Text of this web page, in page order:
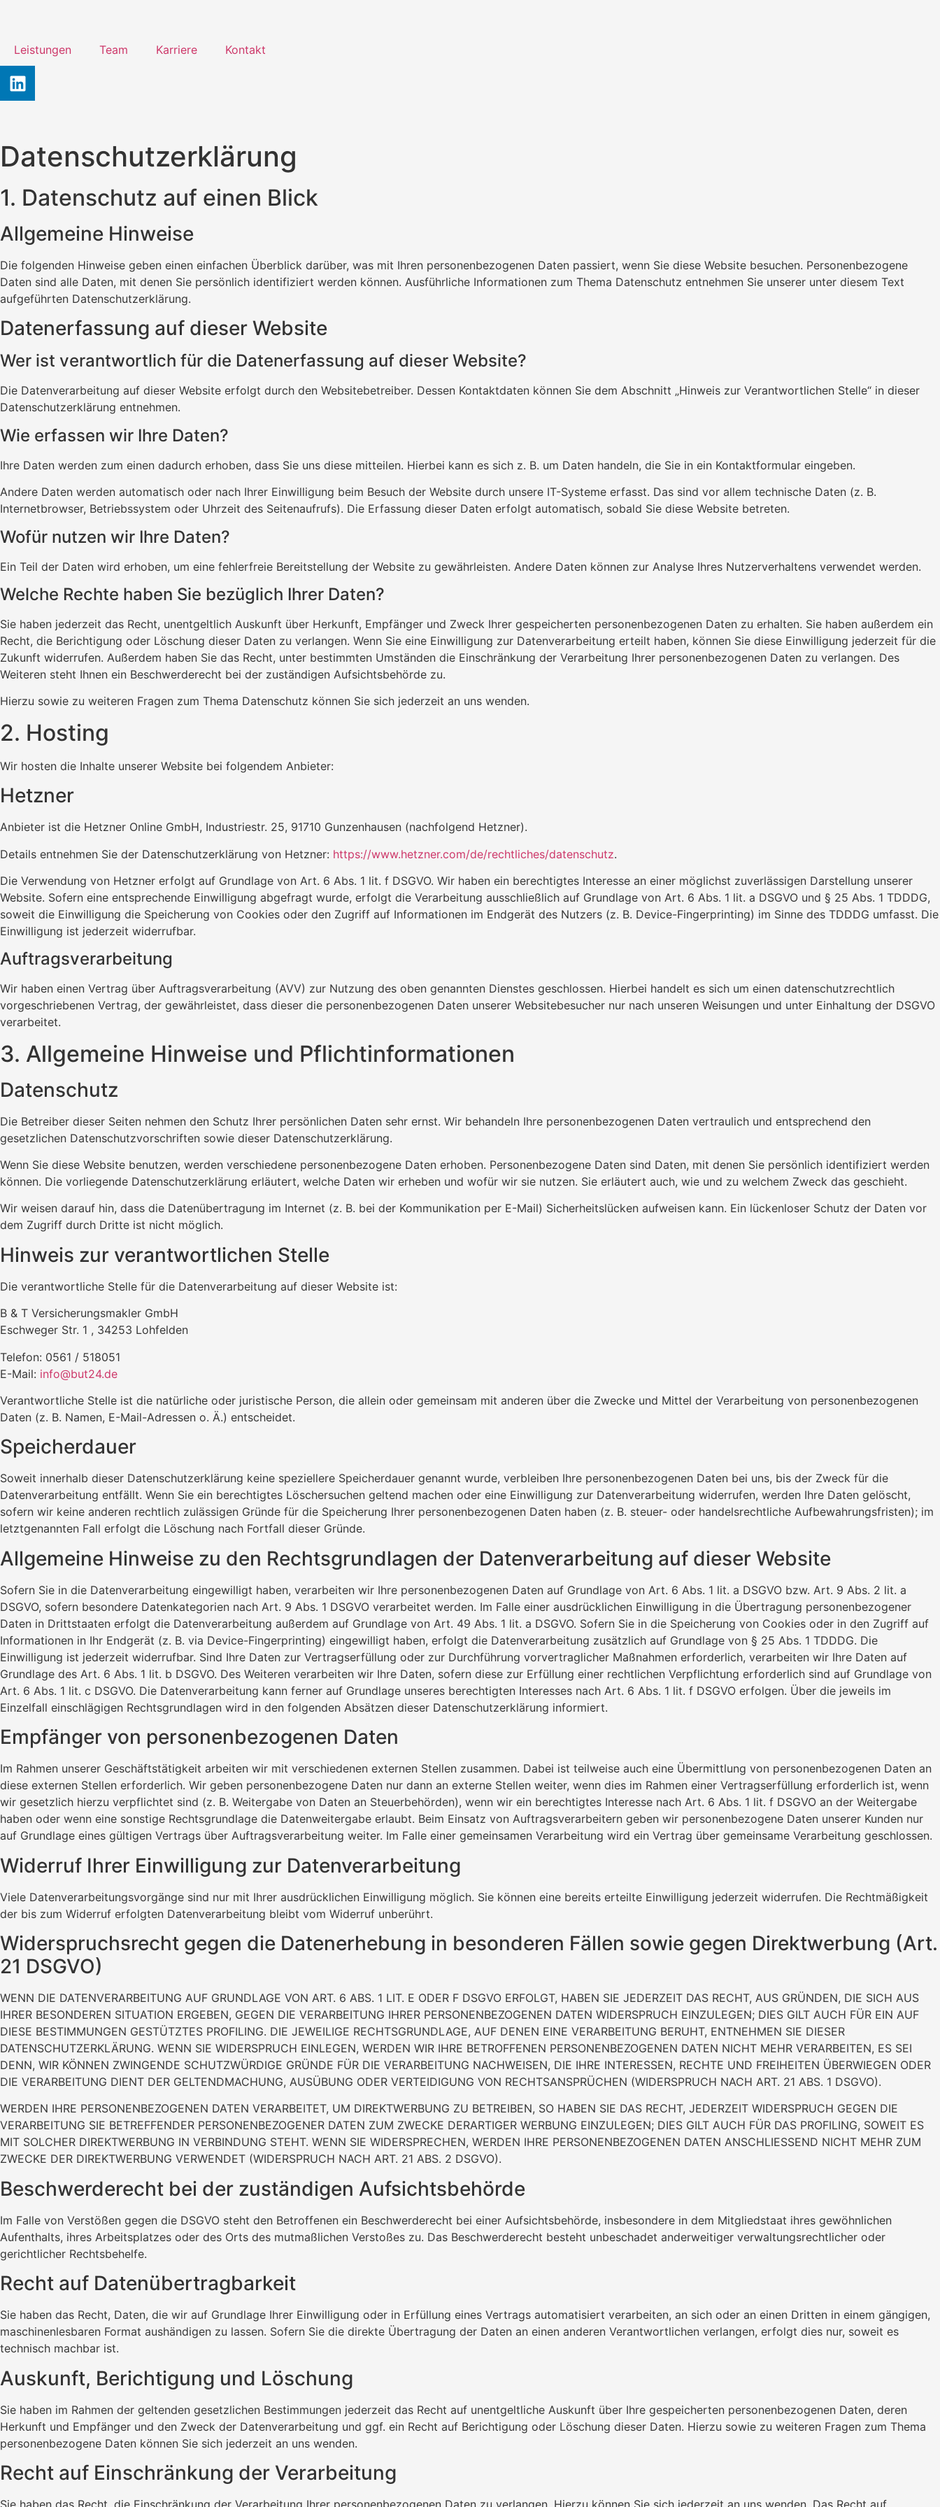
Leistungen Team Karriere Kontakt
Datenschutzerklärung
1. Datenschutz auf einen Blick
Allgemeine Hinweise
Die folgenden Hinweise geben einen einfachen Überblick darüber, was mit Ihren personenbezogenen Daten passiert, wenn Sie diese Website besuchen. Personenbezogene
Daten sind alle Daten, mit denen Sie persönlich identifiziert werden können. Ausführliche Informationen zum Thema Datenschutz entnehmen Sie unserer unter diesem Text
aufgeführten Datenschutzerklärung.
Datenerfassung auf dieser Website
Wer ist verantwortlich für die Datenerfassung auf dieser Website?
Die Datenverarbeitung auf dieser Website erfolgt durch den Websitebetreiber. Dessen Kontaktdaten können Sie dem Abschnitt „Hinweis zur Verantwortlichen Stelle“ in dieser
Datenschutzerklärung entnehmen.
Wie erfassen wir Ihre Daten?
Ihre Daten werden zum einen dadurch erhoben, dass Sie uns diese mitteilen. Hierbei kann es sich z. B. um Daten handeln, die Sie in ein Kontaktformular eingeben.
Andere Daten werden automatisch oder nach Ihrer Einwilligung beim Besuch der Website durch unsere IT-Systeme erfasst. Das sind vor allem technische Daten (z. B.
Internetbrowser, Betriebssystem oder Uhrzeit des Seitenaufrufs). Die Erfassung dieser Daten erfolgt automatisch, sobald Sie diese Website betreten.
Wofür nutzen wir Ihre Daten?
Ein Teil der Daten wird erhoben, um eine fehlerfreie Bereitstellung der Website zu gewährleisten. Andere Daten können zur Analyse Ihres Nutzerverhaltens verwendet werden.
Welche Rechte haben Sie bezüglich Ihrer Daten?
Sie haben jederzeit das Recht, unentgeltlich Auskunft über Herkunft, Empfänger und Zweck Ihrer gespeicherten personenbezogenen Daten zu erhalten. Sie haben außerdem ein
Recht, die Berichtigung oder Löschung dieser Daten zu verlangen. Wenn Sie eine Einwilligung zur Datenverarbeitung erteilt haben, können Sie diese Einwilligung jederzeit für die
Zukunft widerrufen. Außerdem haben Sie das Recht, unter bestimmten Umständen die Einschränkung der Verarbeitung Ihrer personenbezogenen Daten zu verlangen. Des
Weiteren steht Ihnen ein Beschwerderecht bei der zuständigen Aufsichtsbehörde zu.
Hierzu sowie zu weiteren Fragen zum Thema Datenschutz können Sie sich jederzeit an uns wenden.
2. Hosting
Wir hosten die Inhalte unserer Website bei folgendem Anbieter:
Hetzner
Anbieter ist die Hetzner Online GmbH, Industriestr. 25, 91710 Gunzenhausen (nachfolgend Hetzner).
Details entnehmen Sie der Datenschutzerklärung von Hetzner: https://www.hetzner.com/de/rechtliches/datenschutz.
Die Verwendung von Hetzner erfolgt auf Grundlage von Art. 6 Abs. 1 lit. f DSGVO. Wir haben ein berechtigtes Interesse an einer möglichst zuverlässigen Darstellung unserer
Website. Sofern eine entsprechende Einwilligung abgefragt wurde, erfolgt die Verarbeitung ausschließlich auf Grundlage von Art. 6 Abs. 1 lit. a DSGVO und § 25 Abs. 1 TDDDG,
soweit die Einwilligung die Speicherung von Cookies oder den Zugriff auf Informationen im Endgerät des Nutzers (z. B. Device-Fingerprinting) im Sinne des TDDDG umfasst. Die
Einwilligung ist jederzeit widerrufbar.
Auftragsverarbeitung
Wir haben einen Vertrag über Auftragsverarbeitung (AVV) zur Nutzung des oben genannten Dienstes geschlossen. Hierbei handelt es sich um einen datenschutzrechtlich
vorgeschriebenen Vertrag, der gewährleistet, dass dieser die personenbezogenen Daten unserer Websitebesucher nur nach unseren Weisungen und unter Einhaltung der DSGVO
verarbeitet.
3. Allgemeine Hinweise und Pflicht­informationen
Datenschutz
Die Betreiber dieser Seiten nehmen den Schutz Ihrer persönlichen Daten sehr ernst. Wir behandeln Ihre personenbezogenen Daten vertraulich und entsprechend den
gesetzlichen Datenschutzvorschriften sowie dieser Datenschutzerklärung.
Wenn Sie diese Website benutzen, werden verschiedene personenbezogene Daten erhoben. Personenbezogene Daten sind Daten, mit denen Sie persönlich identifiziert werden
können. Die vorliegende Datenschutzerklärung erläutert, welche Daten wir erheben und wofür wir sie nutzen. Sie erläutert auch, wie und zu welchem Zweck das geschieht.
Wir weisen darauf hin, dass die Datenübertragung im Internet (z. B. bei der Kommunikation per E-Mail) Sicherheitslücken aufweisen kann. Ein lückenloser Schutz der Daten vor
dem Zugriff durch Dritte ist nicht möglich.
Hinweis zur verantwortlichen Stelle
Die verantwortliche Stelle für die Datenverarbeitung auf dieser Website ist:
B & T Versicherungsmakler GmbH
Eschweger Str. 1 , 34253 Lohfelden
Telefon: 0561 / 518051
E-Mail: info@but24.de
Verantwortliche Stelle ist die natürliche oder juristische Person, die allein oder gemeinsam mit anderen über die Zwecke und Mittel der Verarbeitung von personenbezogenen
Daten (z. B. Namen, E-Mail-Adressen o. Ä.) entscheidet.
Speicherdauer
Soweit innerhalb dieser Datenschutzerklärung keine speziellere Speicherdauer genannt wurde, verbleiben Ihre personenbezogenen Daten bei uns, bis der Zweck für die
Datenverarbeitung entfällt. Wenn Sie ein berechtigtes Löschersuchen geltend machen oder eine Einwilligung zur Datenverarbeitung widerrufen, werden Ihre Daten gelöscht,
sofern wir keine anderen rechtlich zulässigen Gründe für die Speicherung Ihrer personenbezogenen Daten haben (z. B. steuer- oder handelsrechtliche Aufbewahrungsfristen); im
letztgenannten Fall erfolgt die Löschung nach Fortfall dieser Gründe.
Allgemeine Hinweise zu den Rechtsgrundlagen der Datenverarbeitung auf dieser Website
Sofern Sie in die Datenverarbeitung eingewilligt haben, verarbeiten wir Ihre personenbezogenen Daten auf Grundlage von Art. 6 Abs. 1 lit. a DSGVO bzw. Art. 9 Abs. 2 lit. a
DSGVO, sofern besondere Datenkategorien nach Art. 9 Abs. 1 DSGVO verarbeitet werden. Im Falle einer ausdrücklichen Einwilligung in die Übertragung personenbezogener
Daten in Drittstaaten erfolgt die Datenverarbeitung außerdem auf Grundlage von Art. 49 Abs. 1 lit. a DSGVO. Sofern Sie in die Speicherung von Cookies oder in den Zugriff auf
Informationen in Ihr Endgerät (z. B. via Device-Fingerprinting) eingewilligt haben, erfolgt die Datenverarbeitung zusätzlich auf Grundlage von § 25 Abs. 1 TDDDG. Die
Einwilligung ist jederzeit widerrufbar. Sind Ihre Daten zur Vertragserfüllung oder zur Durchführung vorvertraglicher Maßnahmen erforderlich, verarbeiten wir Ihre Daten auf
Grundlage des Art. 6 Abs. 1 lit. b DSGVO. Des Weiteren verarbeiten wir Ihre Daten, sofern diese zur Erfüllung einer rechtlichen Verpflichtung erforderlich sind auf Grundlage von
Art. 6 Abs. 1 lit. c DSGVO. Die Datenverarbeitung kann ferner auf Grundlage unseres berechtigten Interesses nach Art. 6 Abs. 1 lit. f DSGVO erfolgen. Über die jeweils im
Einzelfall einschlägigen Rechtsgrundlagen wird in den folgenden Absätzen dieser Datenschutzerklärung informiert.
Empfänger von personenbezogenen Daten
Im Rahmen unserer Geschäftstätigkeit arbeiten wir mit verschiedenen externen Stellen zusammen. Dabei ist teilweise auch eine Übermittlung von personenbezogenen Daten an
diese externen Stellen erforderlich. Wir geben personenbezogene Daten nur dann an externe Stellen weiter, wenn dies im Rahmen einer Vertragserfüllung erforderlich ist, wenn
wir gesetzlich hierzu verpflichtet sind (z. B. Weitergabe von Daten an Steuerbehörden), wenn wir ein berechtigtes Interesse nach Art. 6 Abs. 1 lit. f DSGVO an der Weitergabe
haben oder wenn eine sonstige Rechtsgrundlage die Datenweitergabe erlaubt. Beim Einsatz von Auftragsverarbeitern geben wir personenbezogene Daten unserer Kunden nur
auf Grundlage eines gültigen Vertrags über Auftragsverarbeitung weiter. Im Falle einer gemeinsamen Verarbeitung wird ein Vertrag über gemeinsame Verarbeitung geschlossen.
Widerruf Ihrer Einwilligung zur Datenverarbeitung
Viele Datenverarbeitungsvorgänge sind nur mit Ihrer ausdrücklichen Einwilligung möglich. Sie können eine bereits erteilte Einwilligung jederzeit widerrufen. Die Rechtmäßigkeit
der bis zum Widerruf erfolgten Datenverarbeitung bleibt vom Widerruf unberührt.
Widerspruchsrecht gegen die Datenerhebung in besonderen Fällen sowie gegen Direktwerbung (Art.
21 DSGVO)
WENN DIE DATENVERARBEITUNG AUF GRUNDLAGE VON ART. 6 ABS. 1 LIT. E ODER F DSGVO ERFOLGT, HABEN SIE JEDERZEIT DAS RECHT, AUS GRÜNDEN, DIE SICH AUS
IHRER BESONDEREN SITUATION ERGEBEN, GEGEN DIE VERARBEITUNG IHRER PERSONENBEZOGENEN DATEN WIDERSPRUCH EINZULEGEN; DIES GILT AUCH FÜR EIN AUF
DIESE BESTIMMUNGEN GESTÜTZTES PROFILING. DIE JEWEILIGE RECHTSGRUNDLAGE, AUF DENEN EINE VERARBEITUNG BERUHT, ENTNEHMEN SIE DIESER
DATENSCHUTZERKLÄRUNG. WENN SIE WIDERSPRUCH EINLEGEN, WERDEN WIR IHRE BETROFFENEN PERSONENBEZOGENEN DATEN NICHT MEHR VERARBEITEN, ES SEI
DENN, WIR KÖNNEN ZWINGENDE SCHUTZWÜRDIGE GRÜNDE FÜR DIE VERARBEITUNG NACHWEISEN, DIE IHRE INTERESSEN, RECHTE UND FREIHEITEN ÜBERWIEGEN ODER
DIE VERARBEITUNG DIENT DER GELTENDMACHUNG, AUSÜBUNG ODER VERTEIDIGUNG VON RECHTSANSPRÜCHEN (WIDERSPRUCH NACH ART. 21 ABS. 1 DSGVO).
WERDEN IHRE PERSONENBEZOGENEN DATEN VERARBEITET, UM DIREKTWERBUNG ZU BETREIBEN, SO HABEN SIE DAS RECHT, JEDERZEIT WIDERSPRUCH GEGEN DIE
VERARBEITUNG SIE BETREFFENDER PERSONENBEZOGENER DATEN ZUM ZWECKE DERARTIGER WERBUNG EINZULEGEN; DIES GILT AUCH FÜR DAS PROFILING, SOWEIT ES
MIT SOLCHER DIREKTWERBUNG IN VERBINDUNG STEHT. WENN SIE WIDERSPRECHEN, WERDEN IHRE PERSONENBEZOGENEN DATEN ANSCHLIESSEND NICHT MEHR ZUM
ZWECKE DER DIREKTWERBUNG VERWENDET (WIDERSPRUCH NACH ART. 21 ABS. 2 DSGVO).
Beschwerde­recht bei der zuständigen Aufsichts­behörde
Im Falle von Verstößen gegen die DSGVO steht den Betroffenen ein Beschwerderecht bei einer Aufsichtsbehörde, insbesondere in dem Mitgliedstaat ihres gewöhnlichen
Aufenthalts, ihres Arbeitsplatzes oder des Orts des mutmaßlichen Verstoßes zu. Das Beschwerderecht besteht unbeschadet anderweitiger verwaltungsrechtlicher oder
gerichtlicher Rechtsbehelfe.
Recht auf Daten­übertrag­barkeit
Sie haben das Recht, Daten, die wir auf Grundlage Ihrer Einwilligung oder in Erfüllung eines Vertrags automatisiert verarbeiten, an sich oder an einen Dritten in einem gängigen,
maschinenlesbaren Format aushändigen zu lassen. Sofern Sie die direkte Übertragung der Daten an einen anderen Verantwortlichen verlangen, erfolgt dies nur, soweit es
technisch machbar ist.
Auskunft, Berichtigung und Löschung
Sie haben im Rahmen der geltenden gesetzlichen Bestimmungen jederzeit das Recht auf unentgeltliche Auskunft über Ihre gespeicherten personenbezogenen Daten, deren
Herkunft und Empfänger und den Zweck der Datenverarbeitung und ggf. ein Recht auf Berichtigung oder Löschung dieser Daten. Hierzu sowie zu weiteren Fragen zum Thema
personenbezogene Daten können Sie sich jederzeit an uns wenden.
Recht auf Einschränkung der Verarbeitung
Sie haben das Recht, die Einschränkung der Verarbeitung Ihrer personenbezogenen Daten zu verlangen. Hierzu können Sie sich jederzeit an uns wenden. Das Recht auf